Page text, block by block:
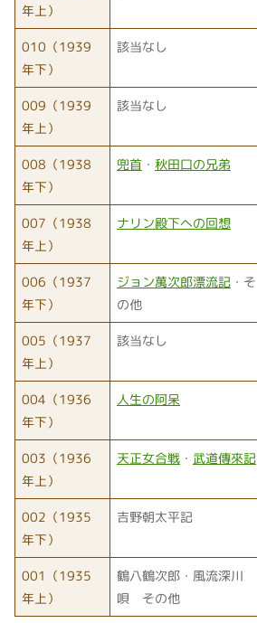
年上）
010（1939
年下）
該当なし
009（1939
年上）
該当なし
008（1938
年下）
兜首 ・ 秋田口の兄弟
007（1938
年上）
ナリン殿下への回想
006（1937
年下）
ジョン萬次郎漂流記 ・そ
の他
005（1937
年上）
該当なし
004（1936
年下）
人生の阿呆
003（1936
年上）
天正女合戦 ・ 武道傳來記
002（1935
年下）
吉野朝太平記
001（1935
年上）
鶴八鶴次郎・風流深川
唄 その他